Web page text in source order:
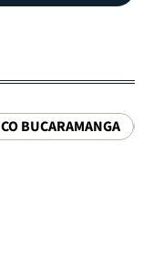
BUCARAMANGA